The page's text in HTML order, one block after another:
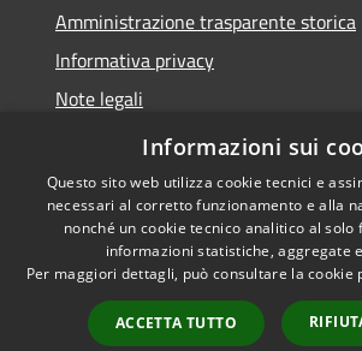
Amministrazione trasparente storica
Informativa privacy
Note legali
Dichiarazione di accessibilità
Accessibilità
Informazioni sui
Questo sito web utilizza cookie tecnici e
necessari al corretto funzionamento e alla
nonché un cookie tecnico analitico al solo
informazioni statistiche, aggregate
Per maggiori dettagli, può consultare la cookie
ACCETTA TUTTO